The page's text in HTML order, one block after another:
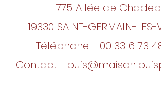
775 Allée de
19330 SAINT-GERMAIN-LES-
Téléphone : 00 33 6 73
Contact :